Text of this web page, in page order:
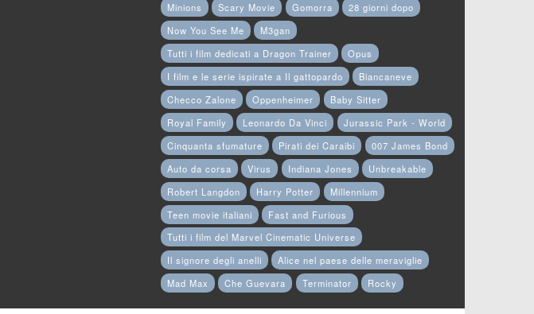
Minions Scary Movie Gomorra
28 giorni dopo
Now You See Me
M3gan
Tutti i film dedicati a Dragon Trainer
Opus
I film e le serie ispirate a Il gattopardo
Biancaneve
Checco Zalone
Oppenheimer
Baby Sitter
Royal Family
Leonardo Da Vinci
Jurassic Park - World
Cinquanta sfumature
Pirati dei Caraibi
007 James Bond
Auto da corsa
Virus Indiana Jones
Unbreakable
Robert Langdon
Harry Potter
Millennium
Teen movie italiani
Fast and Furious
Tutti i film del Marvel Cinematic Universe
Il signore degli anelli
Alice nel paese delle meraviglie
Mad Max
Che Guevara Terminator Rocky